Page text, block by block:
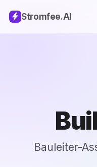
Stromfee.AI
← Alle Solutions
Bauleiter-